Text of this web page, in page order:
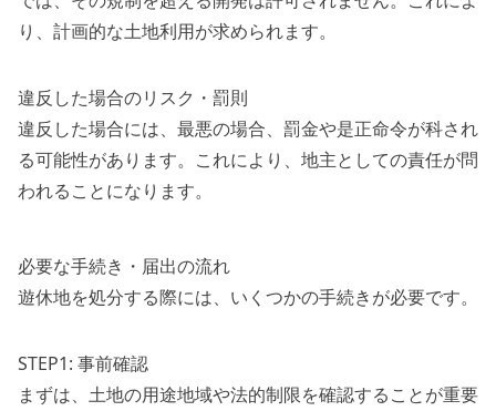
り、計画的な土地利用が求められます。
違反した場合のリスク・罰則
違反した場合には、最悪の場合、罰金や是正命令が科され
る可能性があります。これにより、地主としての責任が問
われることになります。
必要な手続き・届出の流れ
遊休地を処分する際には、いくつかの手続きが必要です。
STEP1: 事前確認
まずは、土地の用途地域や法的制限を確認することが重要